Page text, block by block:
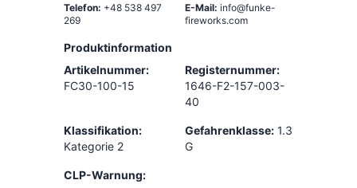
Telefon: +48 538 497
269
E-Mail: info@funke-
fireworks.com
Produktinformation
Artikelnummer:
FC30-100-15
Registernummer:
1646-F2-157-003-
40
Klassifikation:
Kategorie 2
Gefahrenklasse: 1.3
G
CLP-Warnung: